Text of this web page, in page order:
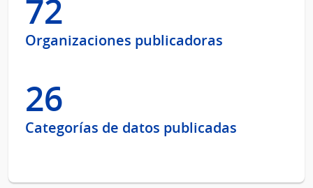
72
Organizaciones publicadoras
26
Categorías de datos publicadas